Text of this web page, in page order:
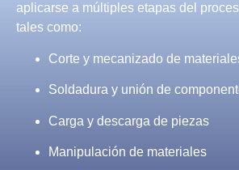
aplicarse a múltiples etapas del
tales como:
Corte y mecanizado de
Soldadura y unión de
Carga y descarga de piezas
Manipulación de materiales